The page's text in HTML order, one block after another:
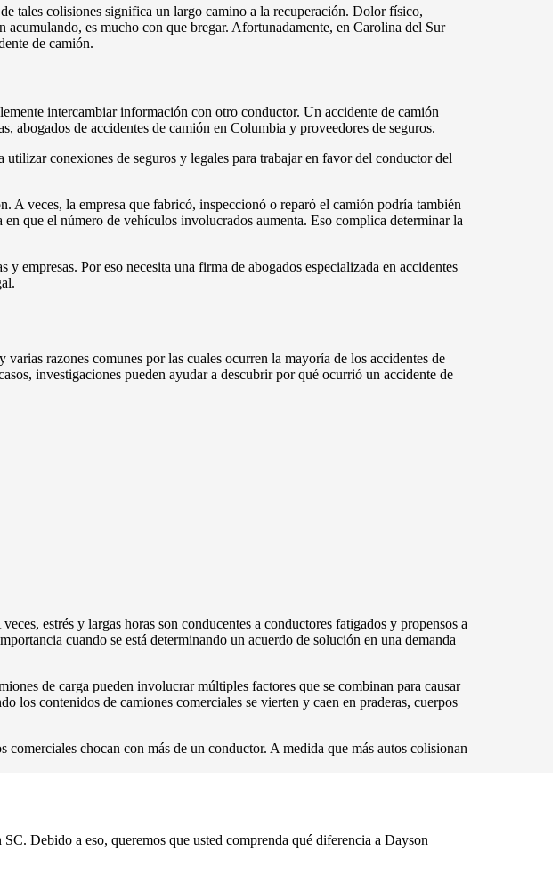
tales colisiones significa un largo camino a la recuperación. Dolor físico,
acumulando, es mucho con que bregar. Afortunadamente, en Carolina del Sur
de camión.
intercambiar información con otro conductor. Un accidente de camión
de accidentes de camión en Columbia y proveedores de seguros.
utilizar conexiones de seguros y legales para trabajar en favor del conductor del
A veces, la empresa que fabricó, inspeccionó o reparó el camión podría también
que el número de vehículos involucrados aumenta. Eso complica determinar la
empresas. Por eso necesita una firma de abogados especializada en accidentes
razones comunes por las cuales ocurren la mayoría de los accidentes de
investigaciones pueden ayudar a descubrir por qué ocurrió un accidente de
estrés y largas horas son conducentes a conductores fatigados y propensos a
cuando se está determinando un acuerdo de solución en una demanda
de carga pueden involucrar múltiples factores que se combinan para causar
los contenidos de camiones comerciales se vierten y caen en praderas, cuerpos
chocan con más de un conductor. A medida que más autos colisionan
Debido a eso, queremos que usted comprenda qué diferencia a Dayson